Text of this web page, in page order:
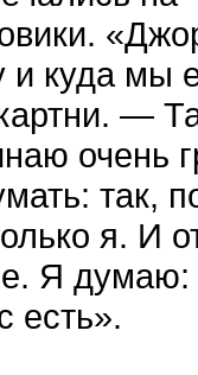
и куда мы
—
очень
так,
я. И
Я думаю:
есть».